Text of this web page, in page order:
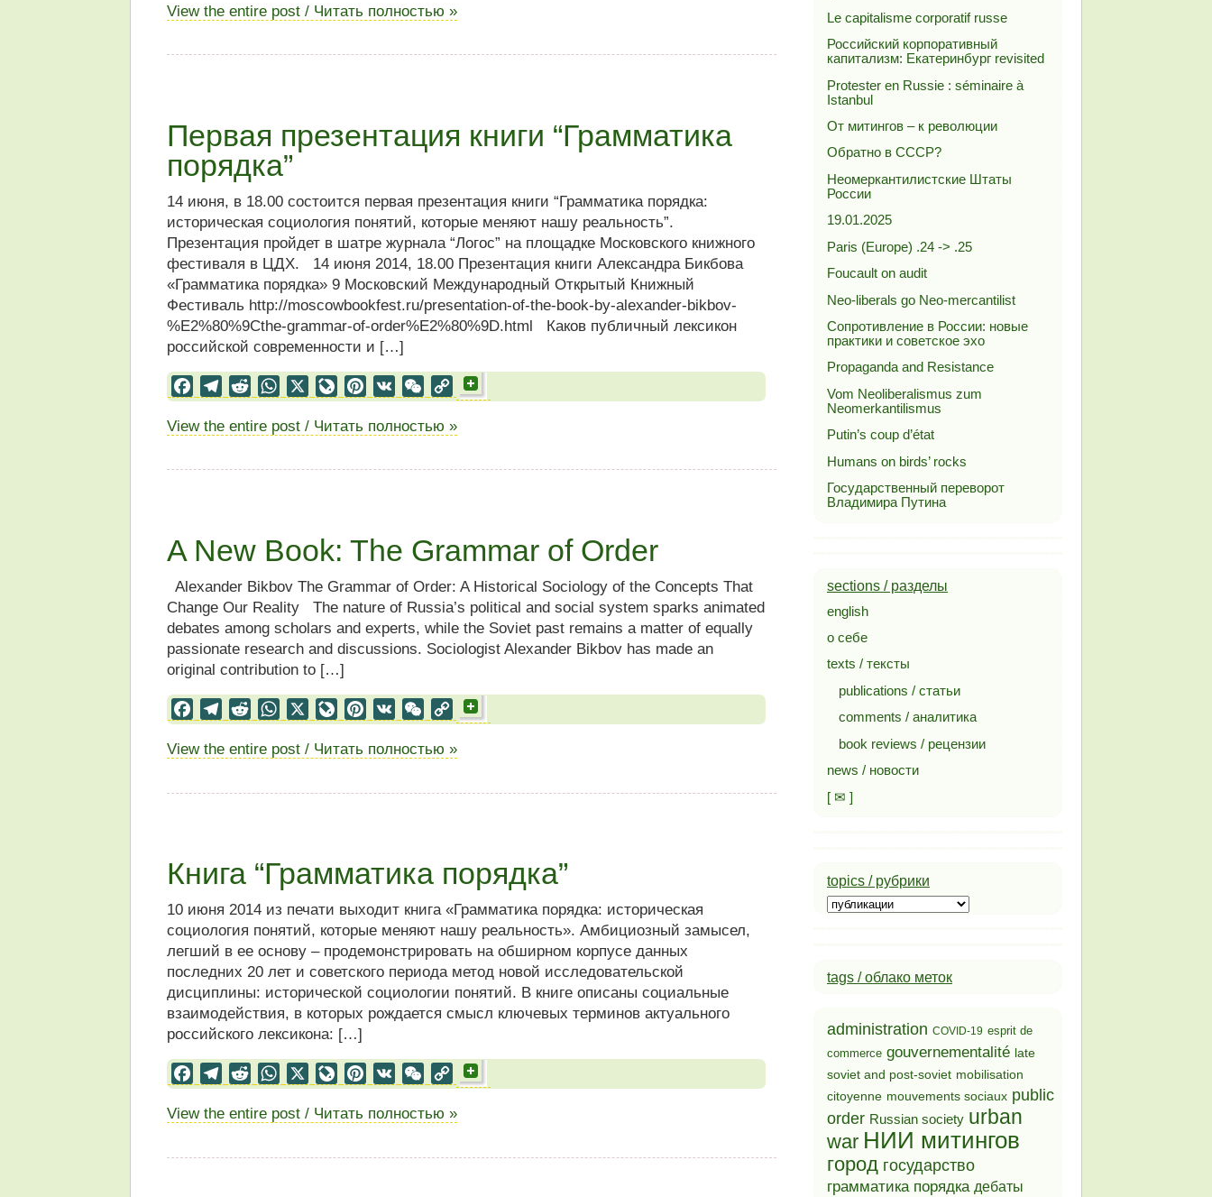
View the entire post / Читать полностью »
Первая презентация книги “Грамматика
порядка”
14 июня, в 18.00 состоится первая презентация книги “Грамматика порядка:
историческая социология понятий, которые меняют нашу реальность”.
Презентация пройдет в шатре журнала “Логос” на площадке Московского книжного
фестиваля в ЦДХ. 14 июня 2014, 18.00 Презентация книги Александра Бикбова
«Грамматика порядка» 9 Московский Международный Открытый Книжный
Фестиваль http://moscowbookfest.ru/presentation-of-the-book-by-alexander-bikbov-
%E2%80%9Cthe-grammar-of-order%E2%80%9D.html Каков публичный лексикон
российской современности и […]
FacebookTelegramRedditWhatsApp LiveJournal
Pinterest
VK WeChat
Copy
View the entire post / Читать полностью »
A New Book: The Grammar of Order
Alexander Bikbov The Grammar of Order: A Historical Sociology of the Concepts That
Change Our Reality The nature of Russia’s political and social system sparks animated
debates among scholars and experts, while the Soviet past remains a matter of equally
passionate research and discussions. Sociologist Alexander Bikbov has made an
original contribution to […]
FacebookTelegramRedditWhatsApp LiveJournal
Pinterest
VK WeChat
Copy
View the entire post / Читать полностью »
Книга “Грамматика порядка”
10 июня 2014 из печати выходит книга «Грамматика порядка: историческая
социология понятий, которые меняют нашу реальность». Амбициозный замысел,
легший в ее основу – продемонстрировать на обширном корпусе данных
последних 20 лет и советского периода метод новой исследовательской
дисциплины: исторической социологии понятий. В книге описаны социальные
взаимодействия, в которых рождается смысл ключевых терминов актуального
российского лексикона: […]
FacebookTelegramRedditWhatsApp LiveJournal
Pinterest
VK WeChat
Copy
View the entire post / Читать полностью »
Le capitalisme corporatif russe
Российский корпоративный
капитализм: Екатеринбург revisited
Protester en Russie : séminaire à
Istanbul
От митингов – к революции
Обратно в СССР?
Неомеркантилистские Штаты
России
19.01.2025
Paris (Europe) .24 -> .25
Foucault on audit
Neo-liberals go Neo-mercantilist
Сопротивление в России: новые
практики и советское эхо
Propaganda and Resistance
Vom Neoliberalismus zum
Neomerkantilismus
Putin’s coup d’état
Humans on birds’ rocks
Государственный переворот
Владимира Путина
sections / разделы
english
о себе
texts / тексты
publications / статьи
comments / аналитика
book reviews / рецензии
news / новости
[ ✉ ]
topics / рубрики
topics
/
tags / облако меток
administration COVID-19 esprit de
commerce gouvernementalité late
soviet and post-soviet mobilisation
citoyenne mouvements sociaux public
order Russian society urban
war НИИ митингов
город государство
грамматика порядка дебаты